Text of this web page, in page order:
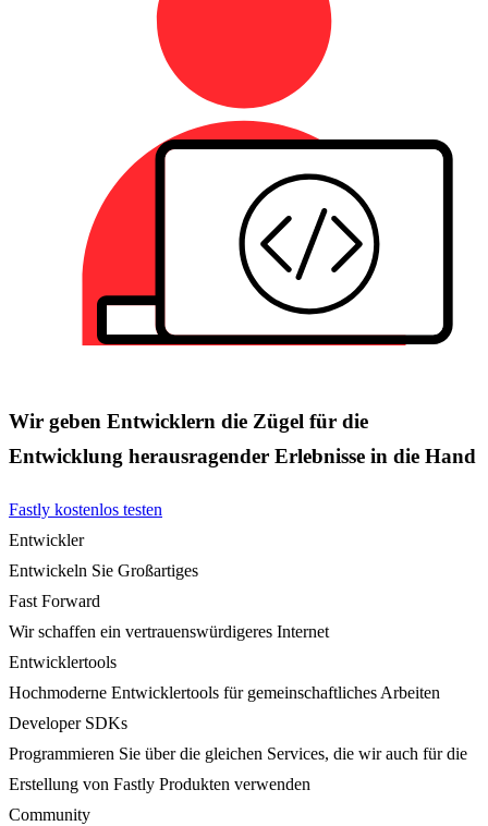
Wir geben Entwicklern die Zügel für die
Entwicklung herausragender Erlebnisse in die Hand
Fastly kostenlos testen
Entwickler
Entwickeln Sie Großartiges
Fast Forward
Wir schaffen ein vertrauenswürdigeres Internet
Entwicklertools
Hochmoderne Entwicklertools für gemeinschaftliches Arbeiten
Developer SDKs
Programmieren Sie über die gleichen Services, die wir auch für die
Erstellung von Fastly Produkten verwenden
Community